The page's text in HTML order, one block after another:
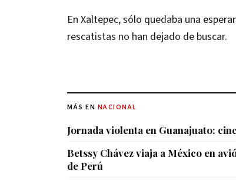
En Xaltepec, sólo quedaba una
rescatistas no han dejado de buscar.
MÁS EN NACIONAL
Jornada violenta en Guanajuato:
Betssy Chávez viaja a México en
de Perú